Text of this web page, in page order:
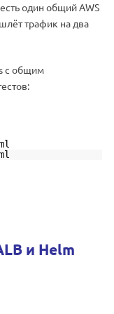
один общий AWS
трафик на два
с общим
и Helm